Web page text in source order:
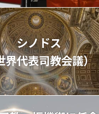
シノドス
界代表司教会議）